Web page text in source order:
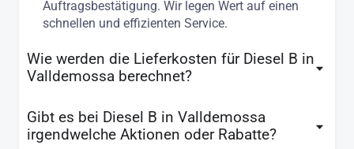
Auftragsbestätigung. Wir legen Wert auf einen
schnellen und effizienten Service.
Wie werden die Lieferkosten für Diesel B in
Valldemossa berechnet?
Gibt es bei Diesel B in Valldemossa
irgendwelche Aktionen oder Rabatte?